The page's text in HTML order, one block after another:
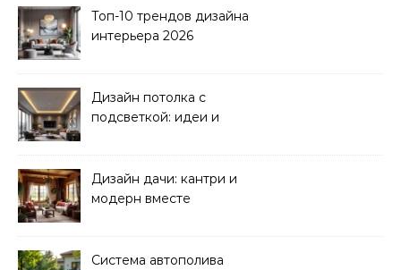
Топ-10 трендов дизайна
интерьера 2026
Дизайн потолка с
подсветкой: идеи и
Дизайн дачи: кантри и
модерн вместе
Система автополива